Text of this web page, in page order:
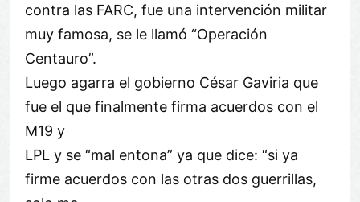
contra las FARC, fue una intervención militar
muy famosa, se le llamó “Operación
Centauro”.
Luego agarra el gobierno César Gaviria que
fue el que finalmente firma acuerdos con el
M19 y
LPL y se “mal entona” ya que dice: “si ya
firme acuerdos con las otras dos guerrillas,